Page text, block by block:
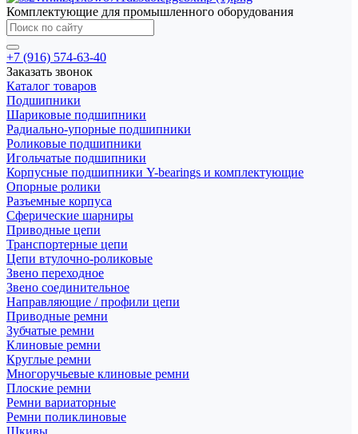
Комплектующие для промышленного оборудования
+7 (916) 574-63-40
Заказать звонок
Каталог товаров
Подшипники
Шариковые подшипники
Радиально-упорные подшипники
Роликовые подшипники
Игольчатые подшипники
Корпусные подшипники Y-bearings и комплектующие
Опорные ролики
Разъемные корпуса
Сферические шарниры
Приводные цепи
Транспортерные цепи
Цепи втулочно-роликовые
Звено переходное
Звено соединительное
Направляющие / профили цепи
Приводные ремни
Зубчатые ремни
Клиновые ремни
Круглые ремни
Многоручьевые клиновые ремни
Плоские ремни
Ремни вариаторные
Ремни поликлиновые
Шкивы